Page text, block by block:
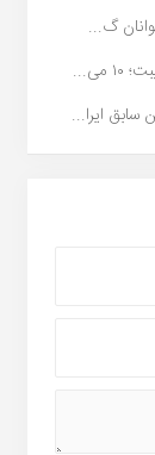
گ...
ایرا...